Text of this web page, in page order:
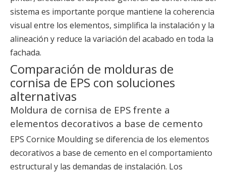
sistema es importante porque mantiene la coherencia
visual entre los elementos, simplifica la instalación y la
alineación y reduce la variación del acabado en toda la
fachada.
Comparación de molduras de
cornisa de EPS con soluciones
alternativas
Moldura de cornisa de EPS frente a
elementos decorativos a base de cemento
EPS Cornice Moulding se diferencia de los elementos
decorativos a base de cemento en el comportamiento
estructural y las demandas de instalación. Los